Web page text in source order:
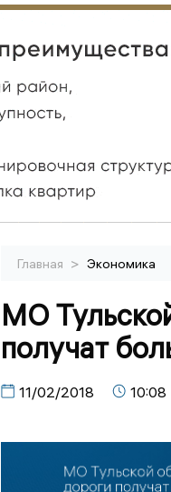
Главная > Экономика
МО
получат
11/02/2018 10:08